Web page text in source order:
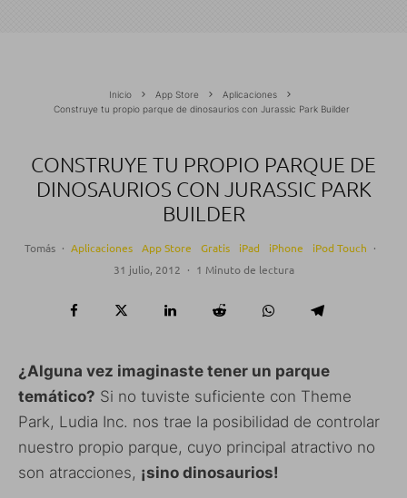
Inicio App Store
Aplicaciones
Construye tu propio parque de dinosaurios con Jurassic Park Builder
CONSTRUYE TU PROPIO PARQUE DE
DINOSAURIOS CON JURASSIC PARK
BUILDER
Tomás · Aplicaciones App Store Gratis iPad iPhone iPod Touch ·
31 julio, 2012 · 1 Minuto de lectura
¿Alguna vez imaginaste tener un parque
temático? Si no tuviste suficiente con Theme
Park, Ludia Inc. nos trae la posibilidad de controlar
nuestro propio parque, cuyo principal atractivo no
son atracciones, ¡sino dinosaurios!